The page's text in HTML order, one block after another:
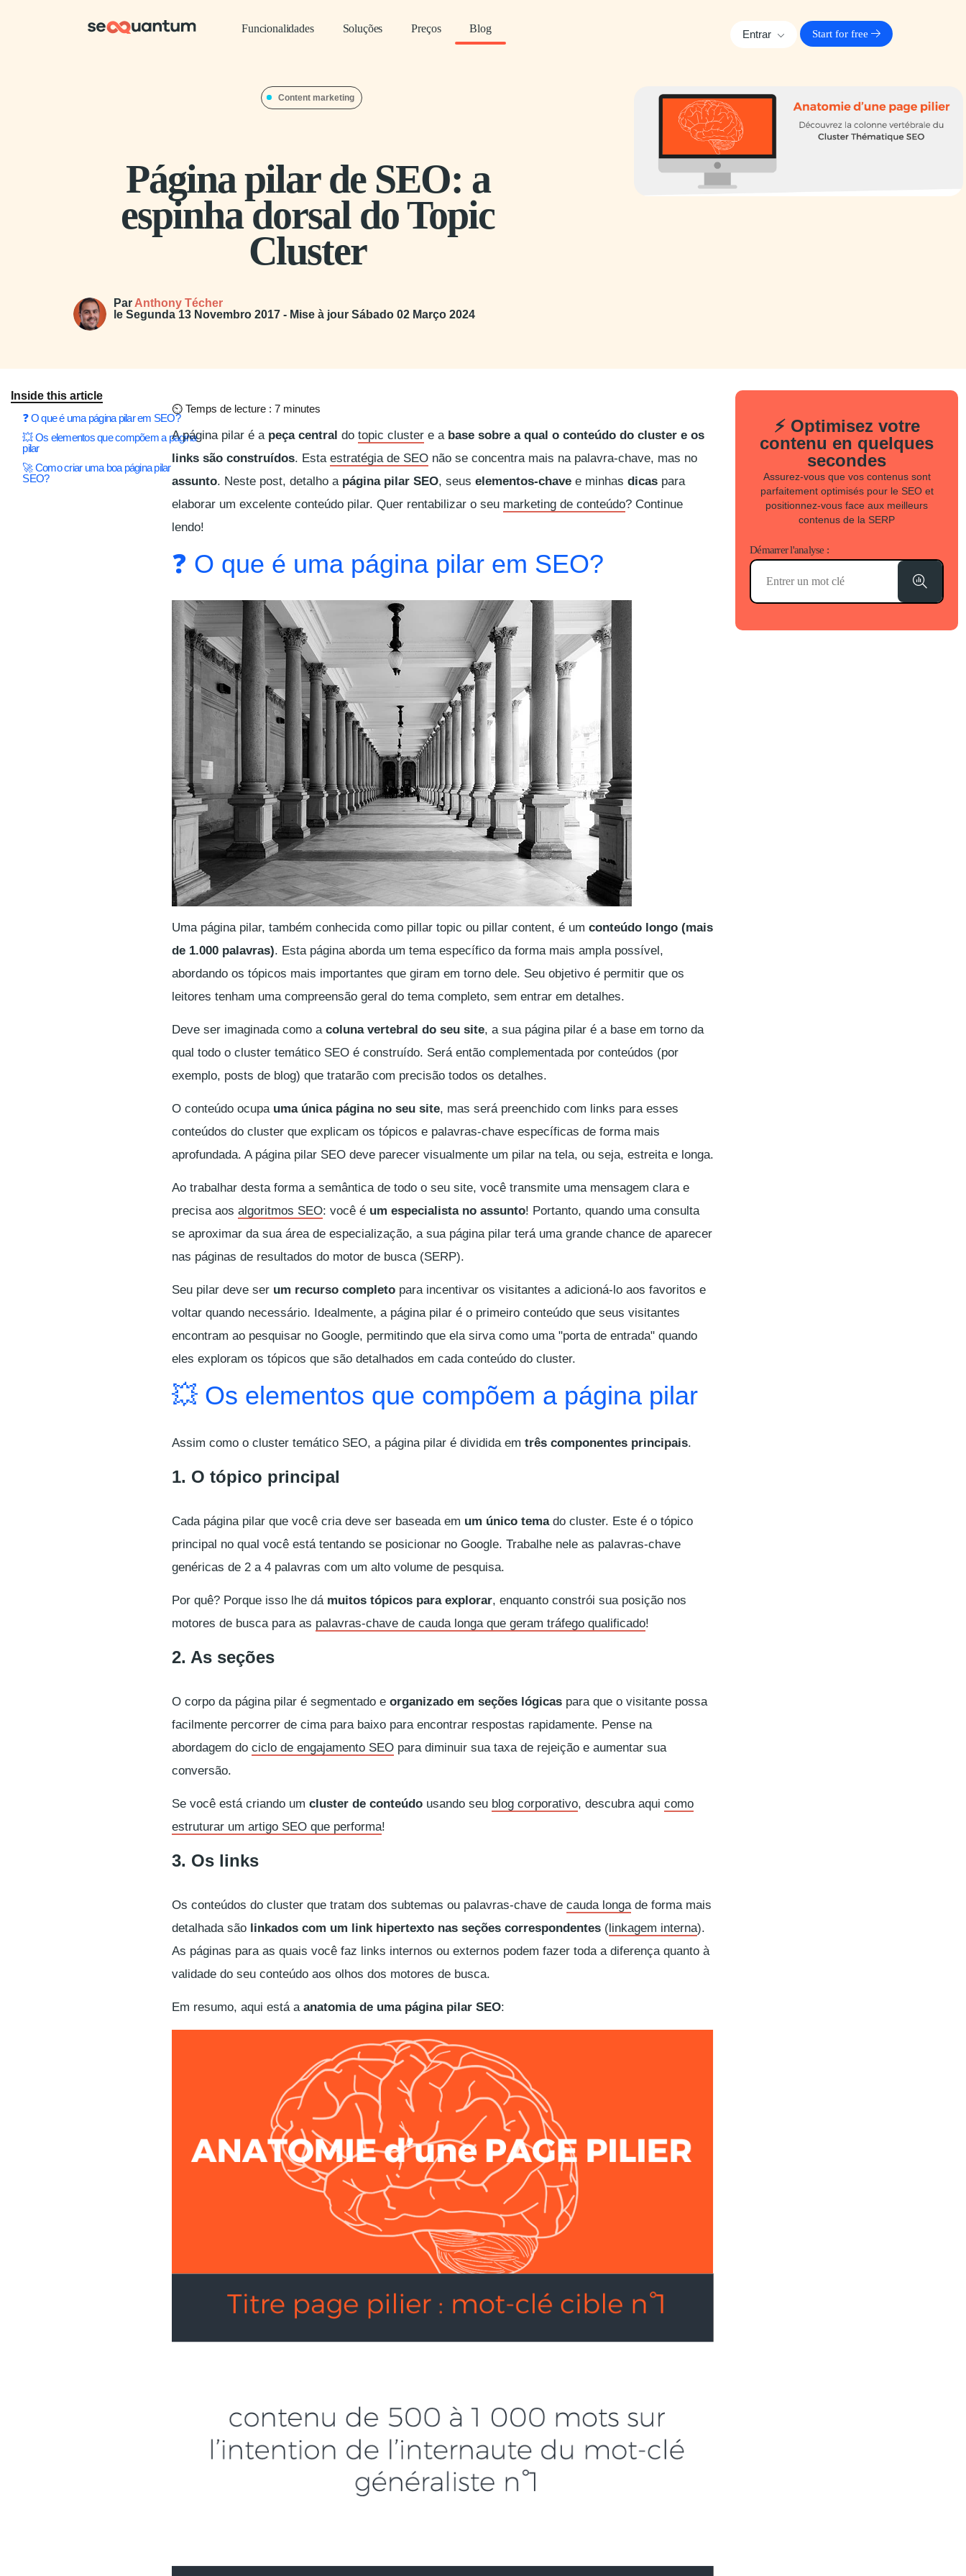
Funcionalidades Soluções Preços Blog Entrar Start for free
Content marketing
Página pilar de SEO: a
espinha dorsal do Topic
Cluster
Par Anthony Técher
le Segunda 13 Novembro 2017 - Mise à jour Sábado 02 Março 2024
Inside this article
❓ O que é uma página pilar em SEO?
💥 Os elementos que compõem a página
pilar
🚀 Como criar uma boa página pilar
SEO?
⏲ Temps de lecture : 7 minutes
A página pilar é a peça central do topic cluster e a base sobre a qual o conteúdo do cluster e os
links são construídos. Esta estratégia de SEO não se concentra mais na palavra-chave, mas no
assunto. Neste post, detalho a página pilar SEO, seus elementos-chave e minhas dicas para
elaborar um excelente conteúdo pilar. Quer rentabilizar o seu marketing de conteúdo? Continue
lendo!
❓ O que é uma página pilar em SEO?
Uma página pilar, também conhecida como pillar topic ou pillar content, é um conteúdo longo (mais
de 1.000 palavras). Esta página aborda um tema específico da forma mais ampla possível,
abordando os tópicos mais importantes que giram em torno dele. Seu objetivo é permitir que os
leitores tenham uma compreensão geral do tema completo, sem entrar em detalhes.
Deve ser imaginada como a coluna vertebral do seu site, a sua página pilar é a base em torno da
qual todo o cluster temático SEO é construído. Será então complementada por conteúdos (por
exemplo, posts de blog) que tratarão com precisão todos os detalhes.
O conteúdo ocupa uma única página no seu site, mas será preenchido com links para esses
conteúdos do cluster que explicam os tópicos e palavras-chave específicas de forma mais
aprofundada. A página pilar SEO deve parecer visualmente um pilar na tela, ou seja, estreita e longa.
Ao trabalhar desta forma a semântica de todo o seu site, você transmite uma mensagem clara e
precisa aos algoritmos SEO: você é um especialista no assunto! Portanto, quando uma consulta
se aproximar da sua área de especialização, a sua página pilar terá uma grande chance de aparecer
nas páginas de resultados do motor de busca (SERP).
Seu pilar deve ser um recurso completo para incentivar os visitantes a adicioná-lo aos favoritos e
voltar quando necessário. Idealmente, a página pilar é o primeiro conteúdo que seus visitantes
encontram ao pesquisar no Google, permitindo que ela sirva como uma "porta de entrada" quando
eles exploram os tópicos que são detalhados em cada conteúdo do cluster.
💥 Os elementos que compõem a página pilar
Assim como o cluster temático SEO, a página pilar é dividida em três componentes principais.
1. O tópico principal
Cada página pilar que você cria deve ser baseada em um único temado cluster. Este é o tópico
principal no qual você está tentando se posicionar no Google. Trabalhe nele as palavras-chave
genéricas de 2 a 4 palavras com um alto volume de pesquisa.
Por quê? Porque isso lhe dá muitos tópicos para explorar, enquanto constrói sua posição nos
motores de busca para as palavras-chave de cauda longa que geram tráfego qualificado!
2. As seções
O corpo da página pilar é segmentado e organizado em seções lógicas para que o visitante possa
facilmente percorrer de cima para baixo para encontrar respostas rapidamente. Pense na
abordagem do ciclo de engajamento SEO para diminuir sua taxa de rejeição e aumentar sua
conversão.
Se você está criando um cluster de conteúdo usando seu blog corporativo, descubra aqui como
estruturar um artigo SEO que performa!
3. Os links
Os conteúdos do cluster que tratam dos subtemas ou palavras-chave de cauda longade forma mais
detalhada são linkados com um link hipertexto nas seções correspondentes (linkagem interna).
As páginas para as quais você faz links internos ou externos podem fazer toda a diferença quanto à
validade do seu conteúdo aos olhos dos motores de busca.
Em resumo, aqui está a anatomia de uma página pilar SEO:
⚡ Optimisez votre
contenu en quelques
secondes
Assurez-vous que vos contenus sont
parfaitement optimisés pour le SEO et
positionnez-vous face aux meilleurs
contenus de la SERP
Démarrer l'analyse :